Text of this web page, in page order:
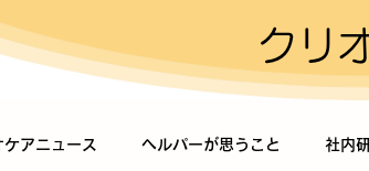
クリ
ケアニュース ヘルパーが思うこと 社内